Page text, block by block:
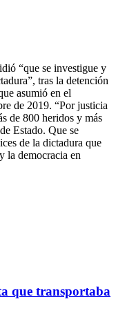
de 2019. “Por justicia
de 800 heridos y más
Estado. Que se
de la dictadura que
la democracia en
que transportaba
por los
para la